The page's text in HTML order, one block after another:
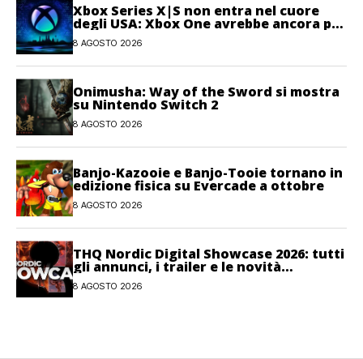
Xbox Series X|S non entra nel cuore
degli USA: Xbox One avrebbe ancora più
giocatori attivi
8 AGOSTO 2026
Onimusha: Way of the Sword si mostra
su Nintendo Switch 2
8 AGOSTO 2026
Banjo-Kazooie e Banjo-Tooie tornano in
edizione fisica su Evercade a ottobre
8 AGOSTO 2026
THQ Nordic Digital Showcase 2026: tutti
gli annunci, i trailer e le novità
dell’evento
8 AGOSTO 2026